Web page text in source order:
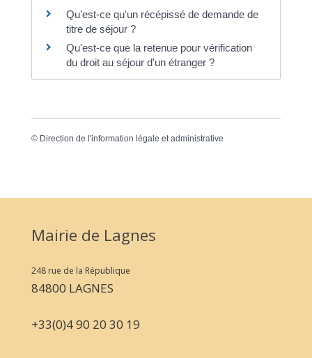
Qu'est-ce qu'un récépissé de demande de
titre de séjour ?
Qu'est-ce que la retenue pour vérification
du droit au séjour d'un étranger ?
© Direction de l'information légale et administrative
Mairie de Lagnes
248 rue de la République
84800 LAGNES
+33(0)4 90 20 30 19